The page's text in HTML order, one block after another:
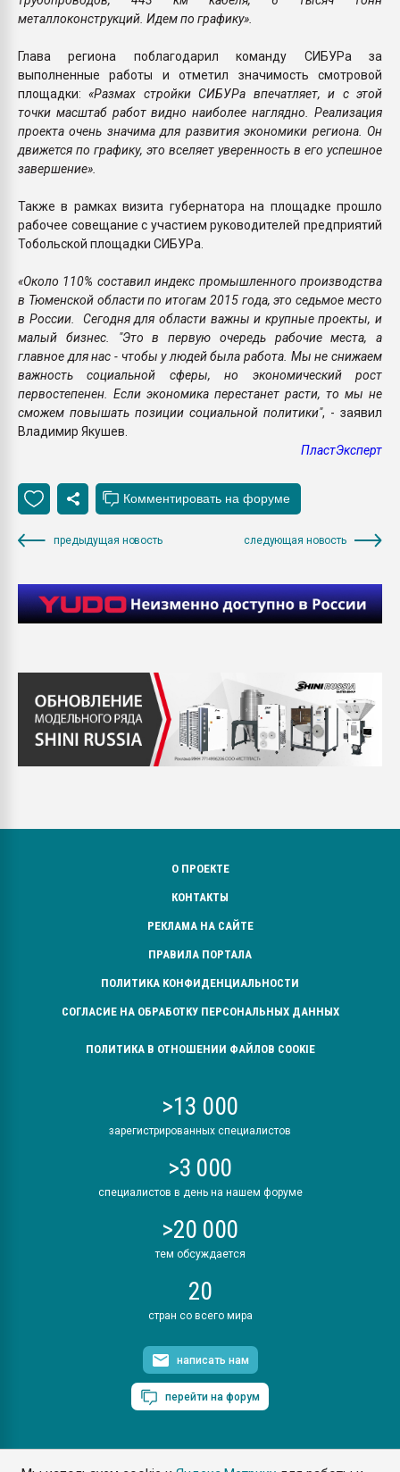
металлоконструкций. Идем по графику».
Глава региона поблагодарил команду СИБУРа за
выполненные работы и отметил значимость смотровой
площадки:«Размах стройки СИБУРа впечатляет, и с этой
точки масштаб работ видно наиболее наглядно. Реализация
проекта очень значима для развития экономики региона. Он
движется по графику, это вселяет уверенность в его успешное
завершение».
Также в рамках визита губернатора на площадке прошло
рабочее совещание с участием руководителей предприятий
Тобольской площадки СИБУРа.
«Около 110% составил индекс промышленного производства
в Тюменской области по итогам 2015 года, это седьмое место
в России. Сегодня для области важны и крупные проекты, и
малый бизнес. "Это в первую очередь рабочие места, а
главное для нас - чтобы у людей была работа. Мы не снижаем
важность социальной сферы, но экономический рост
первостепенен. Если экономика перестанет расти, то мы не
сможем повышать позиции социальной политики", - заявил
Владимир Якушев.
ПластЭксперт
предыдущая новость следующая новость
О ПРОЕКТЕ
КОНТАКТЫ
РЕКЛАМА НА САЙТЕ
ПРАВИЛА ПОРТАЛА
ПОЛИТИКА КОНФИДЕНЦИАЛЬНОСТИ
СОГЛАСИЕ НА ОБРАБОТКУ ПЕРСОНАЛЬНЫХ ДАННЫХ
ПОЛИТИКА В ОТНОШЕНИИ ФАЙЛОВ COOKIE
>13 000
зарегистрированных специалистов
>3 000
специалистов в день на нашем форуме
>20 000
тем обсуждается
20
стран со всего мира
написать нам
перейти на форум